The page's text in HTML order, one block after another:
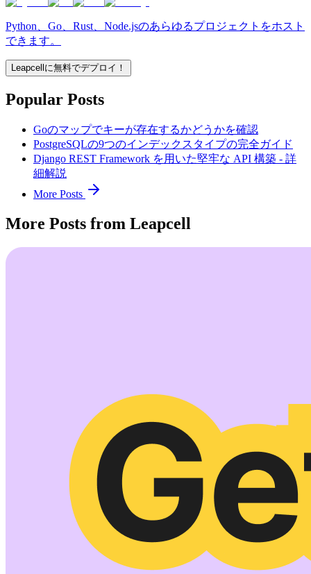
Python、Go、Rust、Node.jsのあらゆるプロジェクトをホスト
できます。
Leapcellに無料でデプロイ！
Popular Posts
Goのマップでキーが存在するかどうかを確認
PostgreSQLの9つのインデックスタイプの完全ガイド
Django REST Framework を用いた堅牢な API 構築 - 詳
細解説
More Posts
More Posts from Leapcell